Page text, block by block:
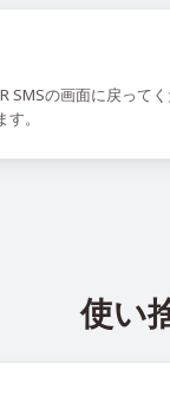
SMSの画面に戻って
。
使い